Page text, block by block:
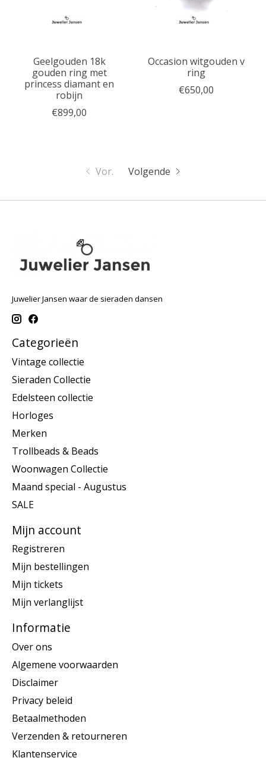
Geelgouden 18k
gouden ring met
princess diamant en
robijn
€899,00
Occasion witgouden v
ring
€650,00
Vor. Volgende
Juwelier Jansen waar de sieraden dansen
Categorieën
Vintage collectie
Sieraden Collectie
Edelsteen collectie
Horloges
Merken
Trollbeads & Beads
Woonwagen Collectie
Maand special - Augustus
SALE
Mijn account
Registreren
Mijn bestellingen
Mijn tickets
Mijn verlanglijst
Informatie
Over ons
Algemene voorwaarden
Disclaimer
Privacy beleid
Betaalmethoden
Verzenden & retourneren
Klantenservice